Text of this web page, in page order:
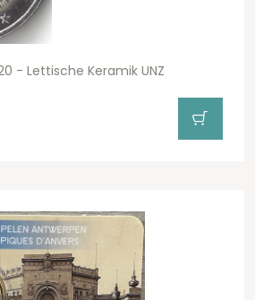
- Lettische Keramik UNZ